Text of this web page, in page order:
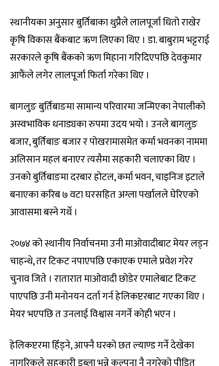
स्थानीयका अनुसार बुर्तिबाका थुप्रैले लालपूर्जा धितो राखेर
कृषि विकास बैंकबाट ऋण लिएका थिए । डा. बाबुराम भट्टराई
सरकारले कृषि बैंकको ऋण मिहाना गरिदिएपछि देवकुमार
आफैंले लगेर लालपूर्जा फिर्ता गरेका थिए ।
बागलुङ बुर्तिबाङमा सामान्य परिवारमा जन्मिएका नेपालीको
अस्वभाविक धनाड्यका रुपमा उदय भयो । उनले बागलुङ
बजार, बुर्तिबाङ बजार र पोखरामासमेत कर्मा भवनका नाममा
अलिसान महल बनाएर त्यसैमा सहकारी चलाएका थिए ।
उनको बुर्तिबाङमा दरबार होटल, कर्मा भवन, चाइनिज इटाले
बनाएका करिब ७ वटा घरसहित अग्ला पर्खालले घेरिएको
आवासमा बस्ने गर्थे ।
२०७४ को स्थानीय निर्वाचनमा उनी माओवादीबाट मेयर लड्न
चाहन्थे, तर टिकट नपाएपछि एकाएक एमाले प्रवेश गरेर
चुनाव जिते । रातारात माओवादी छोडेर एमालेबाट टिकट
पाएपछि उनी मनोनयन दर्ता गर्न हेलिकप्टरबाट गएका थिए ।
मेयर भएपछि त उनलाई विश्वास नगर्ने कोही भएन ।
हेलिकप्टरमा हिँड्ने, आफ्नै घरको छत ल्याण्ड गर्ने देखेका